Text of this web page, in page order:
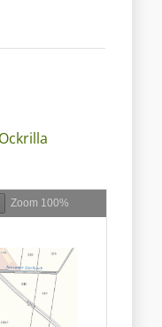
Zoom 100%